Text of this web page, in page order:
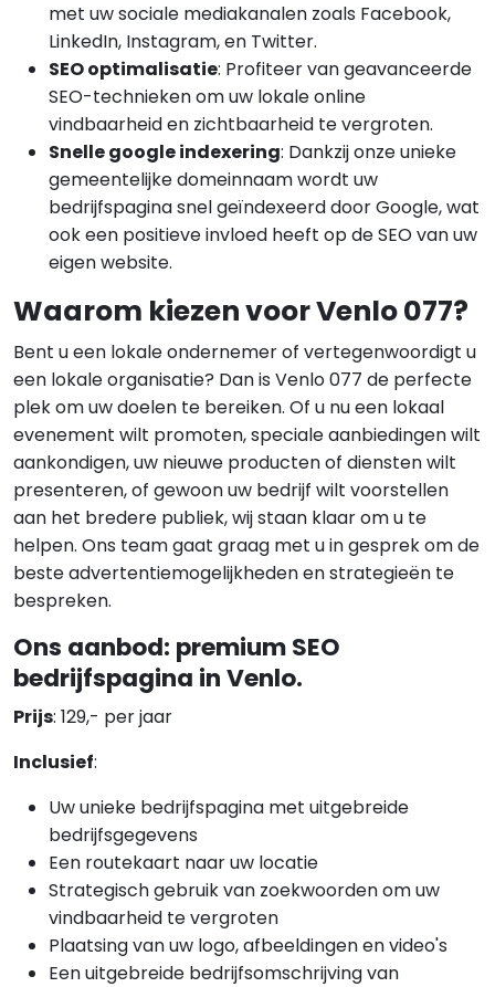
met uw sociale mediakanalen zoals Facebook,
LinkedIn, Instagram, en Twitter.
SEO optimalisatie: Profiteer van geavanceerde
SEO-technieken om uw lokale online
vindbaarheid en zichtbaarheid te vergroten.
Snelle google indexering: Dankzij onze unieke
gemeentelijke domeinnaam wordt uw
bedrijfspagina snel geïndexeerd door Google, wat
ook een positieve invloed heeft op de SEO van uw
eigen website.
Waarom kiezen voor Venlo 077?
Bent u een lokale ondernemer of vertegenwoordigt u
een lokale organisatie? Dan is Venlo 077 de perfecte
plek om uw doelen te bereiken. Of u nu een lokaal
evenement wilt promoten, speciale aanbiedingen wilt
aankondigen, uw nieuwe producten of diensten wilt
presenteren, of gewoon uw bedrijf wilt voorstellen
aan het bredere publiek, wij staan klaar om u te
helpen. Ons team gaat graag met u in gesprek om de
beste advertentiemogelijkheden en strategieën te
bespreken.
Ons aanbod: premium SEO
bedrijfspagina in Venlo.
Prijs: 129,- per jaar
Inclusief:
Uw unieke bedrijfspagina met uitgebreide
bedrijfsgegevens
Een routekaart naar uw locatie
Strategisch gebruik van zoekwoorden om uw
vindbaarheid te vergroten
Plaatsing van uw logo, afbeeldingen en video's
Een uitgebreide bedrijfsomschrijving van